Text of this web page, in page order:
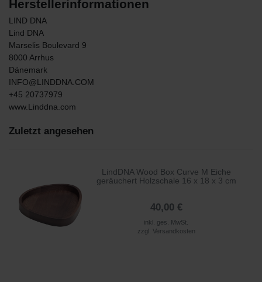
Herstellerinformationen
LIND DNA
Lind DNA
Marselis Boulevard 9
8000 Arrhus
Dänemark
INFO@LINDDNA.COM
+45 20737979
www.Linddna.com
Zuletzt angesehen
LindDNA Wood Box Curve M Eiche
geräuchert Holzschale 16 x 18 x 3 cm
40,00 €
inkl. ges. MwSt.
zzgl. Versandkosten